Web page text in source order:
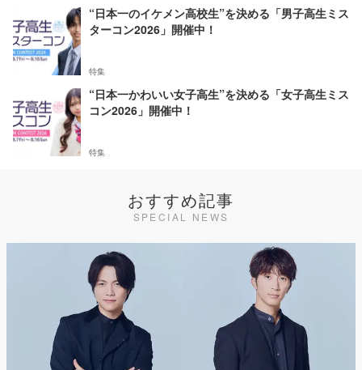
“日本一のイケメン高校生”を決める「男子高生ミス
ターコン2026」開催中！
特集
“日本一かわいい女子高生”を決める「女子高生ミス
コン2026」開催中！
特集
おすすめ記事
SPECIAL NEWS